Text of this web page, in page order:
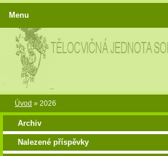
Úvod » 2026
Archiv
Nalezené příspěvky
Menu